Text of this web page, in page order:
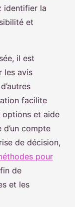
identifier la
et
il est
les avis
facilite
options et aide
d’un compte
de décision,
pour
de
et les